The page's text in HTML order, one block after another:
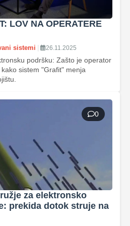
LOV NA OPERATERE
sistemi 26.11.2025
podršku: Zašto je operator
sistem "Grafit" menja
0
za elektronsko
prekida dotok struje na